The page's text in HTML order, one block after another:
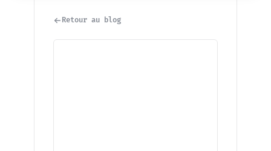
Retour au blog